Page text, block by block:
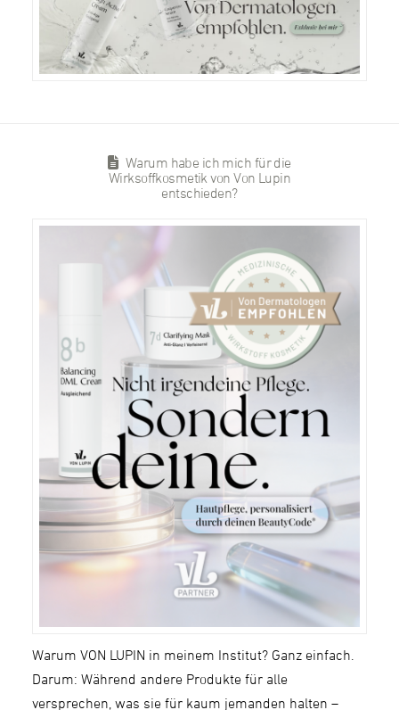
Warum habe ich mich für die
Wirksoffkosmetik von Von Lupin
entschieden?
Warum VON LUPIN in meinem Institut? Ganz einfach.
Darum: Während andere Produkte für alle
versprechen, was sie für kaum jemanden halten –